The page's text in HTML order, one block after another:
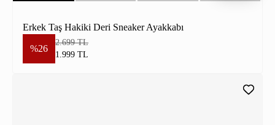
Erkek Taş Hakiki Deri Sneaker Ayakkabı
%26
2.699 TL
1.999 TL